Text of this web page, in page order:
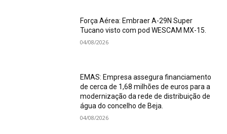
Força Aérea: Embraer A-29N Super
Tucano visto com pod WESCAM MX-15.
04/08/2026
EMAS: Empresa assegura financiamento
de cerca de 1,68 milhões de euros para a
modernização da rede de distribuição de
água do concelho de Beja.
04/08/2026